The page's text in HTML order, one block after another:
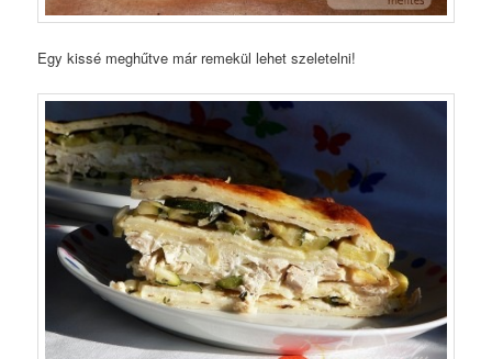
Egy kissé meghűtve már remekül lehet szeletelni!